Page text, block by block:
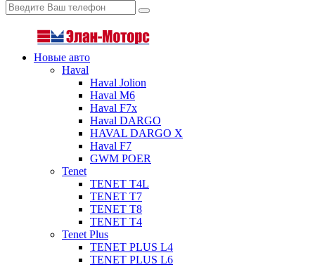
Новые авто
Haval
Haval Jolion
Haval M6
Haval F7x
Haval DARGO
HAVAL DARGO Х
Haval F7
GWM POER
Tenet
TENET T4L
TENET T7
TENET T8
TENET T4
Tenet Plus
TENET PLUS L4
TENET PLUS L6